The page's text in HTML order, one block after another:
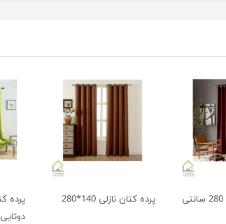
پرده کتان نازلی 140*280
دوتایی